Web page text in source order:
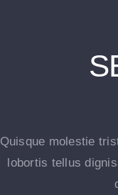
Quisque molestie
lobortis tellus